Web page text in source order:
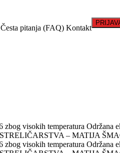
Česta pitanja (FAQ) Kontakt
zbog visokih temperatura Održana
– MATIJA
zbog visokih temperatura Održana